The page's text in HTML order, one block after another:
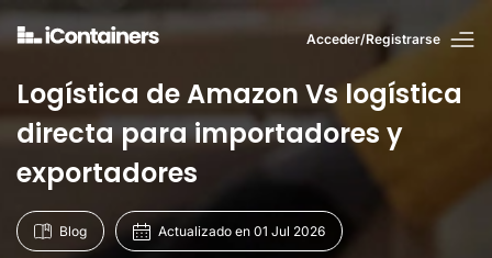
Acceder/Registrarse
Logística de Amazon Vs logística
directa para importadores y
exportadores
Blog Actualizado en 01 Jul 2026